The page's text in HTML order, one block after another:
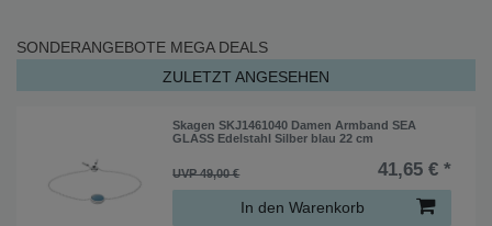
SONDERANGEBOTE MEGA DEALS
ZULETZT ANGESEHEN
Skagen SKJ1461040 Damen Armband SEA
GLASS Edelstahl Silber blau 22 cm
UVP 49,00 € 41,65 € *
In den Warenkorb